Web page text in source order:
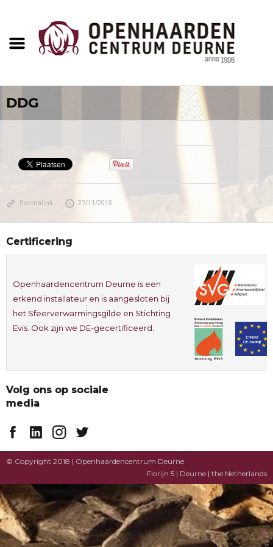
DDG
Permalink 27/11/2013
Certificering
Openhaardencentrum Deurne is een
erkend installateur en is aangesloten bij
het Sfeerverwarmingsgilde en Stichting
Evis. Ook zijn we DE-gecertificeerd.
Volg ons op sociale
media
© Copyright 2018 | Openhaardencentrum Deurne
Florijn 5 | Deurne | the Netherlands